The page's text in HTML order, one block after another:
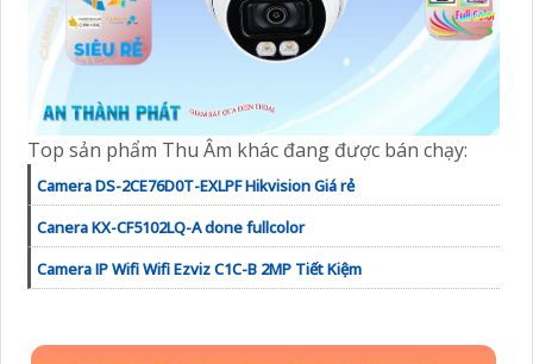
Top sản phẩm Thu Âm khác đang được bán chạy:
Camera DS-2CE76D0T-EXLPF Hikvision Giá rẻ
Canera KX-CF5102LQ-A done fullcolor
Camera IP Wifi Wifi Ezviz C1C-B 2MP Tiết Kiệm